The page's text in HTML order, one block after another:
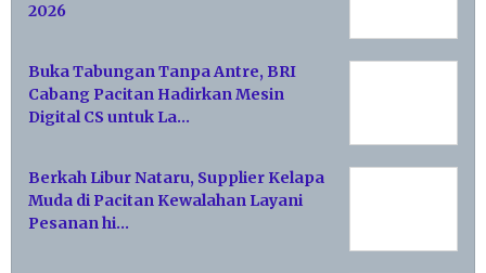
2026
Buka Tabungan Tanpa Antre, BRI
Cabang Pacitan Hadirkan Mesin
Digital CS untuk La…
Berkah Libur Nataru, Supplier Kelapa
Muda di Pacitan Kewalahan Layani
Pesanan hi…